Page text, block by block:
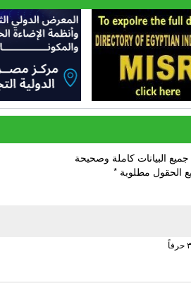
البيانات كاملة وصحيحة
الحقول مطلوبة *